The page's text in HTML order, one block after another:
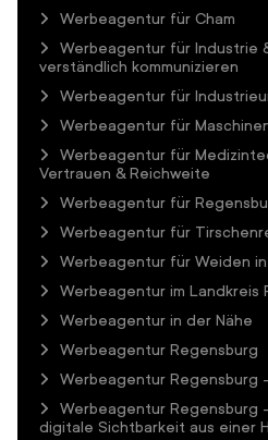
Werbeagentur für Cham
Werbeagentur für Industrie
verständlich kommunizieren
Werbeagentur für
Werbeagentur für
Werbeagentur für
Vertrauen & Reichweite
Werbeagentur für
Werbeagentur für
Werbeagentur für Weiden
Werbeagentur im Landkreis
Werbeagentur in der Nähe
Werbeagentur Regensburg
Werbeagentur Regensburg
Werbeagentur
digitale Sichtbarkeit aus einer